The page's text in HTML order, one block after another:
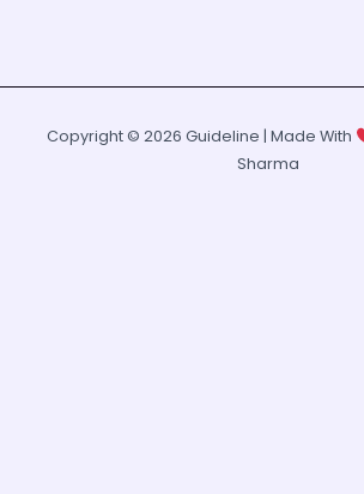
Copyright © 2026 Guideline | Made With
Sharma